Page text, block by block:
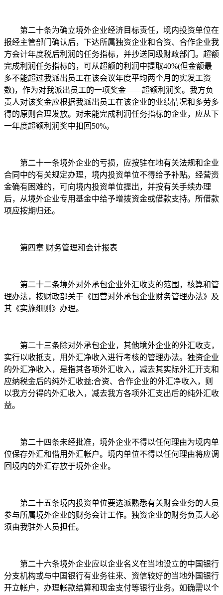
第二十条为确立境外企业经济目标责任，境内投资单位在
报经主管部门确认后，下达所属独资企业和合资、合作企业我
方会计年度税后利润的任务指标，并抄送同级财政部门。超额
完成利润任务指标的，可从超额的利润中提取40%(但金额最
多不能超过我派出员工在该会议年度平均两个月的实发工资
数)，作为对我派出员工的一项奖金――超额利润奖。我方负
责人对该奖金应根据我派出员工在该企业的业绩情况和多劳多
得的原则合理发放。对未能完成利润任务指标的企业，应从下
一年度超额利润奖中扣回50%。
第二十一条境外企业的亏损，应按驻在地有关法规和企业
合同中的有关规定办理，境内投资单位不得给予补贴。经营资
金确有困难的，可向境内投资单位提出，并按有关手续办理
后，从境外企业专用基金中给予增拨资金或借款支持。所借款
项应按期归还。
第四章 财务管理和会计报表
第二十二条境外对外承包企业外汇收支的范围，核算和管
理办法，按财政部关于《国营对外承包企业财务管理办法》及
其《实施细则》办理。
第二十三条除对外承包企业，其他境外企业的外汇收支，
实行以收抵支，用外汇净收入进行考核的管理办法。独资企业
的外汇净收入，是指其各项外汇收入，减去其实际外汇开支和
应纳税金后的纯外汇收益;合资、合作企业的外汇净收入，则
以我方分得的外汇收入，减去我方各项外汇支出后的纯外汇收
益。
第二十四条未经批准，境外企业不得以任何理由为境内单
位保存外汇和借用外汇帐户。境内单位不得以任何理由将应调
回境内的外汇存放于境外企业。
第二十五条境内投资单位要选派熟悉有关财会业务的人员
参与所属境外企业的财务会计工作。独资企业的财务负责人必
须由我驻外人员担任。
第二十六条境外企业应以企业名义在当地设立的中国银行
分支机构或与中国银行有业务往来、资信较好的当地外国银行
开立帐户，办理帐款结算和现金支付等银行业务。如确需以个